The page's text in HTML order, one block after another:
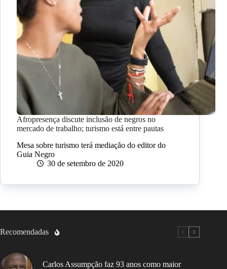
Afropresença discute inclusão de negros no
mercado de trabalho; turismo está entre pautas
Mesa sobre turismo terá mediação do editor do
Guia Negro
30 de setembro de 2020
Recomendadas
Carlos Assumpção faz 93 anos como maior